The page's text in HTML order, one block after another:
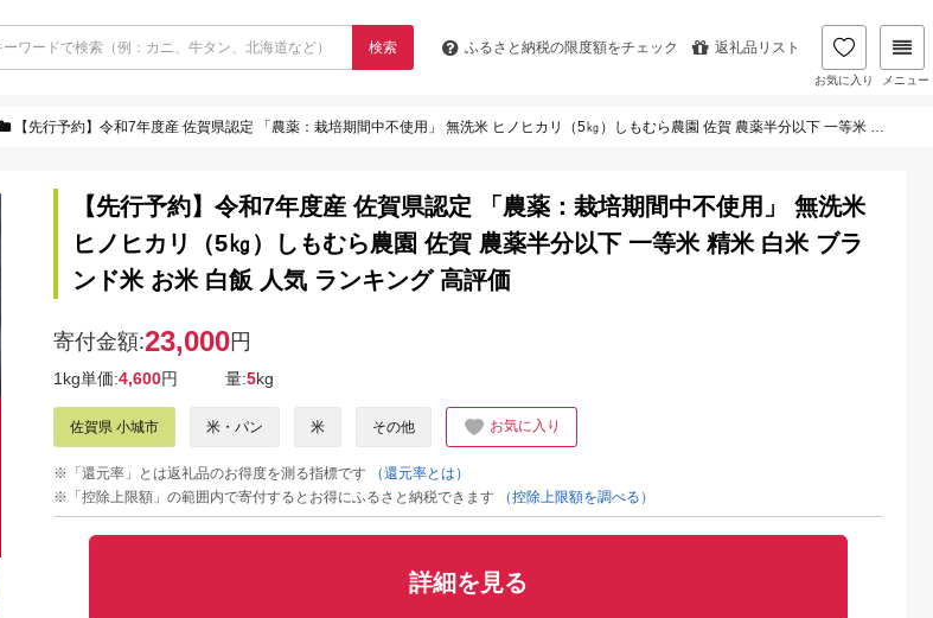
検索 ふるさと納税の限度額をチェック 返礼品リスト
お気に入り メニュー
【先行予約】令和7年度産 佐賀県認定 「農薬：栽培期間中不使用」 無洗米 ヒノヒカリ（5㎏）しもむら農園 佐賀 農薬半分以下 一等米 精米 白米 ブランド米 お米 白飯 人気 ランキング 高評価
【先行予約】令和7年度産 佐賀県認定 「農薬：栽培期間中不使用」 無洗米
ヒノヒカリ（5㎏）しもむら農園 佐賀 農薬半分以下 一等米 精米 白米 ブラ
ンド米 お米 白飯 人気 ランキング 高評価
寄付金額:23,000円
1kg単価:4,600円 量:5kg
佐賀県 小城市 米・パン 米 その他 お気に入り
※「還元率」とは返礼品のお得度を測る指標です
（還元率とは）
※「控除上限額」の範囲内で寄付するとお得にふるさと納税できます
（控除上限額を調べる）
詳細を見る